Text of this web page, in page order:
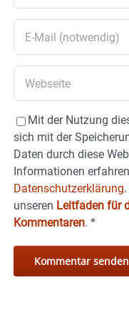
Mit der Nutzung
sich mit der
Daten durch diese
Informationen
Datenschutzerklärung.
unseren Leitfaden für
Kommentaren. *